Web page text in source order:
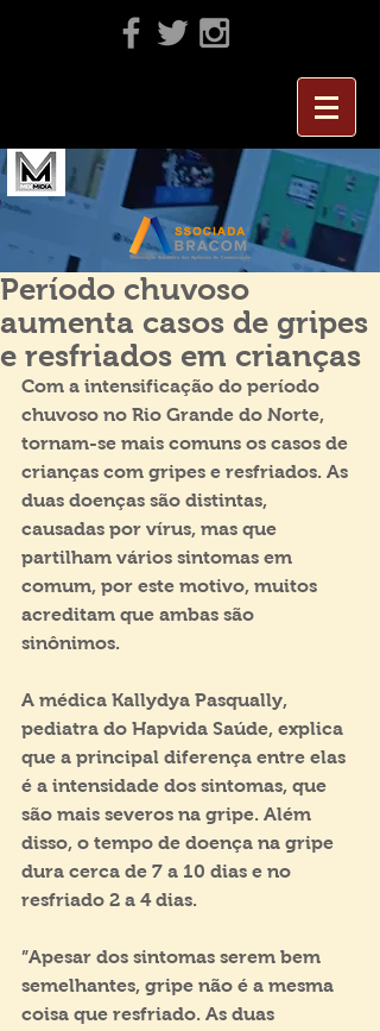
Período chuvoso
aumenta casos de gripes
e resfriados em crianças
Com a intensificação do período
chuvoso no Rio Grande do Norte,
tornam-se mais comuns os casos de
crianças com gripes e resfriados. As
duas doenças são distintas,
causadas por vírus, mas que
partilham vários sintomas em
comum, por este motivo, muitos
acreditam que ambas são
sinônimos.
A médica Kallydya Pasqually,
pediatra do Hapvida Saúde, explica
que a principal diferença entre elas
é a intensidade dos sintomas, que
são mais severos na gripe. Além
disso, o tempo de doença na gripe
dura cerca de 7 a 10 dias e no
resfriado 2 a 4 dias.
”Apesar dos sintomas serem bem
semelhantes, gripe não é a mesma
coisa que resfriado. As duas